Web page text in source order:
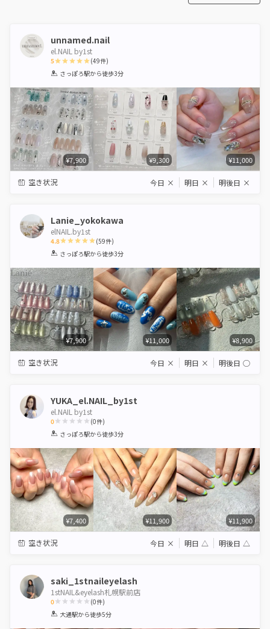
unnamed.nail
el.NAIL by1st
5
1 2 3 4 5
(49件)
さっぽろ駅から徒歩3分
¥7,900 ¥9,300 ¥11,000
空き状況 今日 × 明日 × 明後日 ×
Lanie_yokokawa
elNAIL.by1st
4.8
1 2 3 4 5
(59件)
さっぽろ駅から徒歩3分
¥7,900 ¥11,000 ¥8,900
空き状況 今日 × 明日 × 明後日 ◯
YUKA_el.NAIL_by1st
el.NAIL by1st
0
1 2 3 4 5
(0件)
さっぽろ駅から徒歩3分
¥7,400 ¥11,900 ¥11,900
空き状況 今日 × 明日 △ 明後日 △
saki_1stnaileyelash
1stNAIL&eyelash札幌駅前店
0
1 2 3 4 5
(0件)
大通駅から徒歩5分